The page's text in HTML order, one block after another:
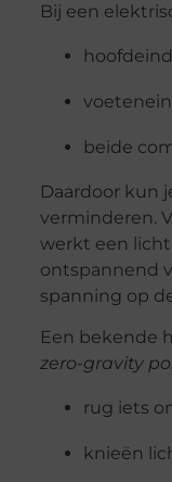
Bij een
beide
Daardoor kun
verminderen.
werkt een
ontspannend
spanning op
Een bekende
zero-gravity
rug iets
knieën